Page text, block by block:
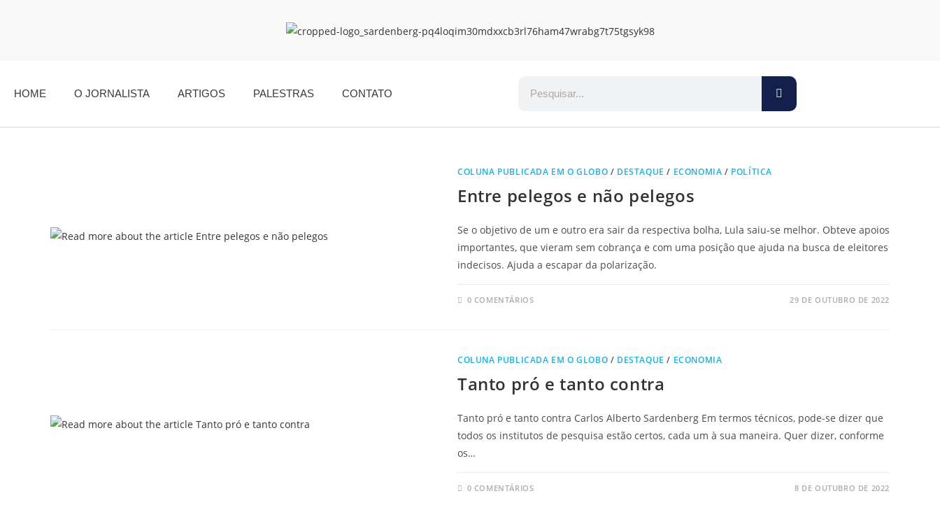
HOME O JORNALISTA ARTIGOS PALESTRAS CONTATO
COLUNA PUBLICADA EM O GLOBO / DESTAQUE / ECONOMIA / POLÍTICA
Entre pelegos e não pelegos
Se o objetivo de um e outro era sair da respectiva bolha, Lula saiu-se melhor. Obteve apoios
importantes, que vieram sem cobrança e com uma posição que ajuda na busca de eleitores
indecisos. Ajuda a escapar da polarização.
0 COMENTÁRIOS 29 DE OUTUBRO DE 2022
COLUNA PUBLICADA EM O GLOBO / DESTAQUE / ECONOMIA
Tanto pró e tanto contra
Tanto pró e tanto contra Carlos Alberto Sardenberg Em termos técnicos, pode-se dizer que
todos os institutos de pesquisa estão certos, cada um à sua maneira. Quer dizer, conforme
os…
0 COMENTÁRIOS 8 DE OUTUBRO DE 2022